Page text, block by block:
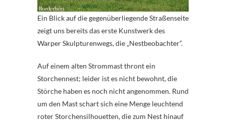
Ein Blick auf die gegenüberliegende Straßenseite
zeigt uns bereits das erste Kunstwerk des
Warper Skulpturenwegs, die „Nestbeobachter“.
Auf einem alten Strommast thront ein
Storchennest; leider ist es nicht bewohnt, die
Störche haben es noch nicht angenommen. Rund
um den Mast schart sich eine Menge leuchtend
roter Storchensilhouetten, die zum Nest hinauf